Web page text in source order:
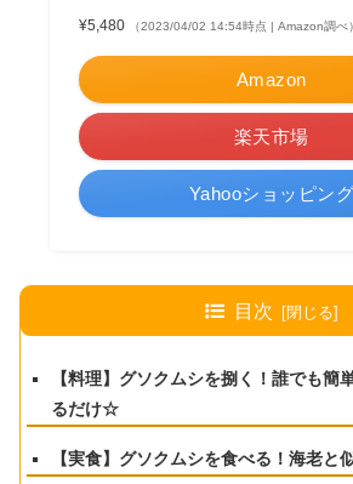
¥5,480 （2023/04/02 14:54時点 | Amazon調べ）
Amazon
楽天市場
Yahooショッピング
目次
【料理】グソクムシを捌く！誰でも簡
るだけ☆
【実食】グソクムシを食べる！海老と